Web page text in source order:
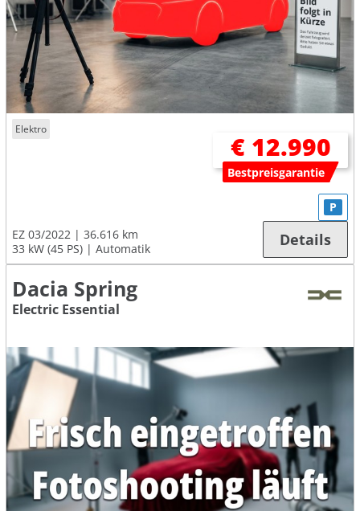
Elektro
€ 12.990
Bestpreisgarantie
EZ 03/2022
36.616 km
33 kW (45 PS)
Automatik
P
Details
Dacia Spring
Electric Essential